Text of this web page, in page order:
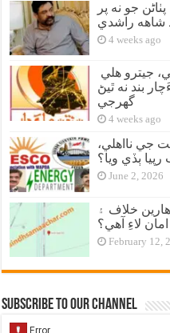
جو نه پر
شاهه راشدي
4 weeks ago
بند نه ٿيڻ
گهرجي
4 weeks ago
جي نااهلي،
June 2, 2026
خلاف ۽
امان لاءِ آهي؟
February 12,
Subscribe to our Channel